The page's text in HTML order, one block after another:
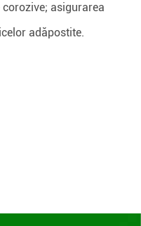
asigurarea
adăpostite.